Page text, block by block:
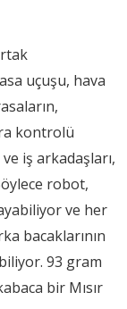
uçuşu, hava
kontrolü
iş arkadaşları,
robot,
ve her
bacaklarının
93 gram
bir Mısır